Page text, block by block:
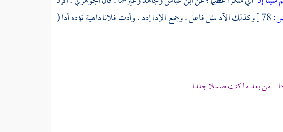
وكذلك الآد مثل فاعل . وجمع الإدة إدد . وأدت فلانا داهية تؤده أدا (
من بعد ما كنت صملا جلدا